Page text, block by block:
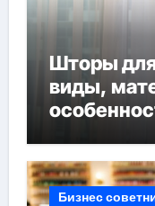
Шторы
виды,
Бизнес